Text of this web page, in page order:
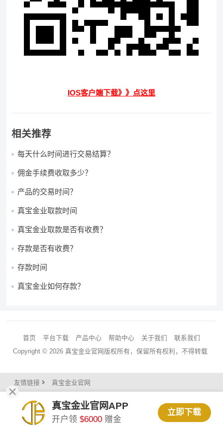
IOS客户端下载》》点这里
相关推荐
每天什么时间进行交易结算？
佣金手续费收取多少？
产品的交易时间？
真宝金业取款时间
真宝金业取款是否有收费？
存款是否有收费？
存款时间
真宝金业如何存款？
首页 平台下载 产品中心 帮助中心 关于我们
联系我们
Copyright © 2026 真宝金业官网版权所有，保留所有权利，不得转载
友情链接 真宝金业官网
真宝金业官网APP
开户领 $6000 赠金
立即下载